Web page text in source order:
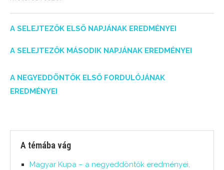
A SELEJTEZŐK ELSŐ NAPJÁNAK EREDMÉNYEI
A SELEJTEZŐK MÁSODIK NAPJÁNAK EREDMÉNYEI
A NEGYEDDÖNTŐK ELSŐ FORDULÓJÁNAK
EREDMÉNYEI
A témába vág
Magyar Kupa – a negyeddöntők eredményei,